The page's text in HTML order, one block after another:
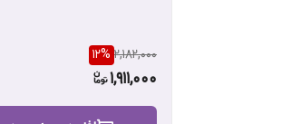
2,182,000
12%
1,911,000